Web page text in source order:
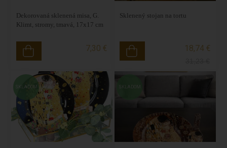
Dekorovaná sklenená misa, G.
Klimt, stromy, tmavá, 17x17 cm
7,30 €
Sklenený stojan na tortu
18,74 €
SKLADOM SKLADOM